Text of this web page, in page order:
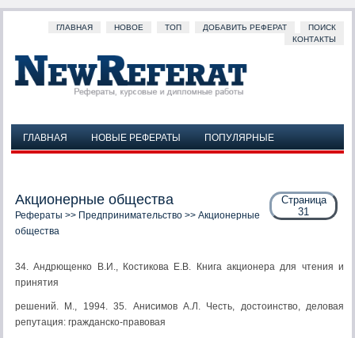
ГЛАВНАЯ НОВОЕ ТОП ДОБАВИТЬ РЕФЕРАТ
ПОИСК
КОНТАКТЫ
ГЛАВНАЯ НОВЫЕ РЕФЕРАТЫ
ПОПУЛЯРНЫЕ
Страница
31
Акционерные общества
Рефераты >> Предпринимательство >> Акционерные
общества
34. Андрющенко В.И., Костикова Е.В. Книга акционера для чтения и
принятия
решений. М., 1994. 35. Анисимов А.Л. Честь, достоинство, деловая
репутация: гражданско-правовая